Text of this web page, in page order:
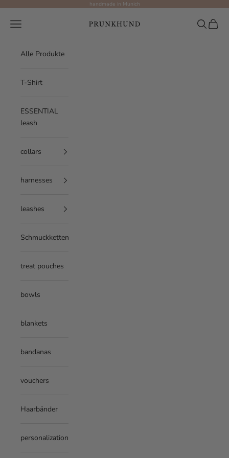
handmade in Munich
Prunkhund
Navigation menu Search
Cart
Alle Produkte
T-Shirt
ESSENTIAL
leash
collars
harnesses
leashes
Schmuckketten
treat pouches
bowls
blankets
bandanas
vouchers
Haarbänder
personalization
Größentabelle
🐾 Größenguide für dein
Damit alles perfekt sitzt
für deine Hunde: